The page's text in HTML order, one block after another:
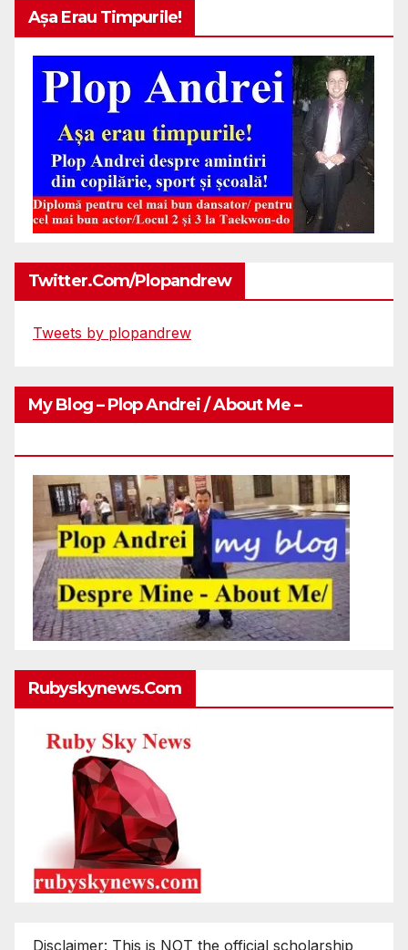
Așa Erau Timpurile!
Twitter.com/plopandrew
Tweets by plopandrew
My Blog – Plop Andrei / About Me –
Rubyskynews.com
Disclaimer: This is NOT the official scholarship